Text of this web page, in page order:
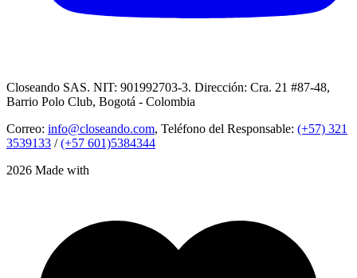
Closeando SAS. NIT: 901992703-3. Dirección: Cra. 21 #87-48,
Barrio Polo Club, Bogotá - Colombia
Correo: info@closeando.com, Teléfono del Responsable: (+57) 321
3539133 /(+57 601)5384344
2026 Made with